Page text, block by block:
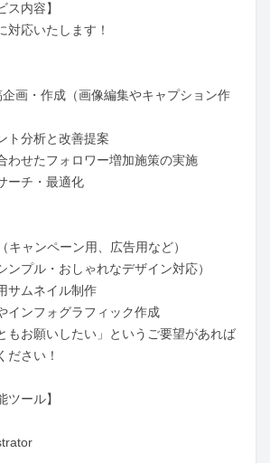
ス内容】
対応いたします！
企画・作成（画像編集やキャプション作
ト分析と改善提案
わせたフォロワー増加施策の実施
ーチ・最適化
キャンペーン用、広告用など）
ンプル・おしゃれなデザイン対応）
サムネイル制作
インフォグラフィック作成
もお願いしたい」というご要望があれば
ださい！
ツール】